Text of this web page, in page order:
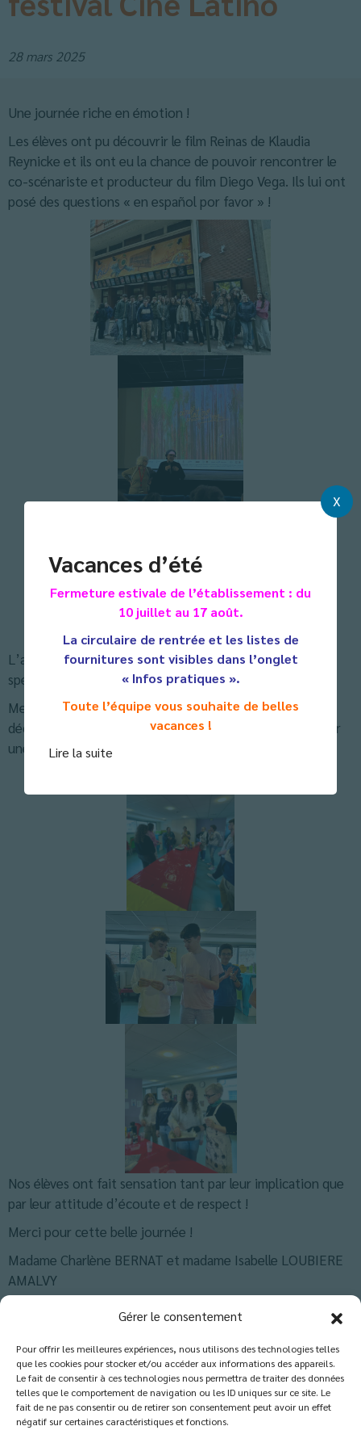
Gérer le consentement
Pour offrir les meilleures expériences, nous utilisons des technologies telles
que les cookies pour stocker et/ou accéder aux informations des appareils.
Le fait de consentir à ces technologies nous permettra de traiter des données
telles que le comportement de navigation ou les ID uniques sur ce site. Le
fait de ne pas consentir ou de retirer son consentement peut avoir un effet
négatif sur certaines caractéristiques et fonctions.
Vacances d’été
Fermeture estivale de l’établissement : du
10 juillet au 17 août.
La circulaire de rentrée et les listes de
fournitures sont visibles dans l’onglet
« Infos pratiques ».
Toute l’équipe vous souhaite de belles
vacances !
Lire la suite
X
28 mars 2025
Une journée riche en émotion !
Les élèves ont pu découvrir le film Reinas de Klaudia
Reynicke et ils ont eu la chance de pouvoir rencontrer le
co-scénariste et producteur du film Diego Vega. Ils lui ont
posé des questions « en español por favor » !
L’après-midi c’était atelier cuisine pour découvrir une
spécialité colombienne ou vénézuélienne : la arepa !
Merci à Mara, notre hôte argentine, qui nous a aussi fait
découvrir le célèbre mate. Nous avons fini en chanson par
une berceuse typique!
Nos élèves ont fait sensation tant par leur implication que
par leur attitude d’écoute et de respect !
Merci pour cette belle journée !
Madame Charlène BERNAT et madame Isabelle LOUBIERE
AMALVY
Les commentaires sont fermés.